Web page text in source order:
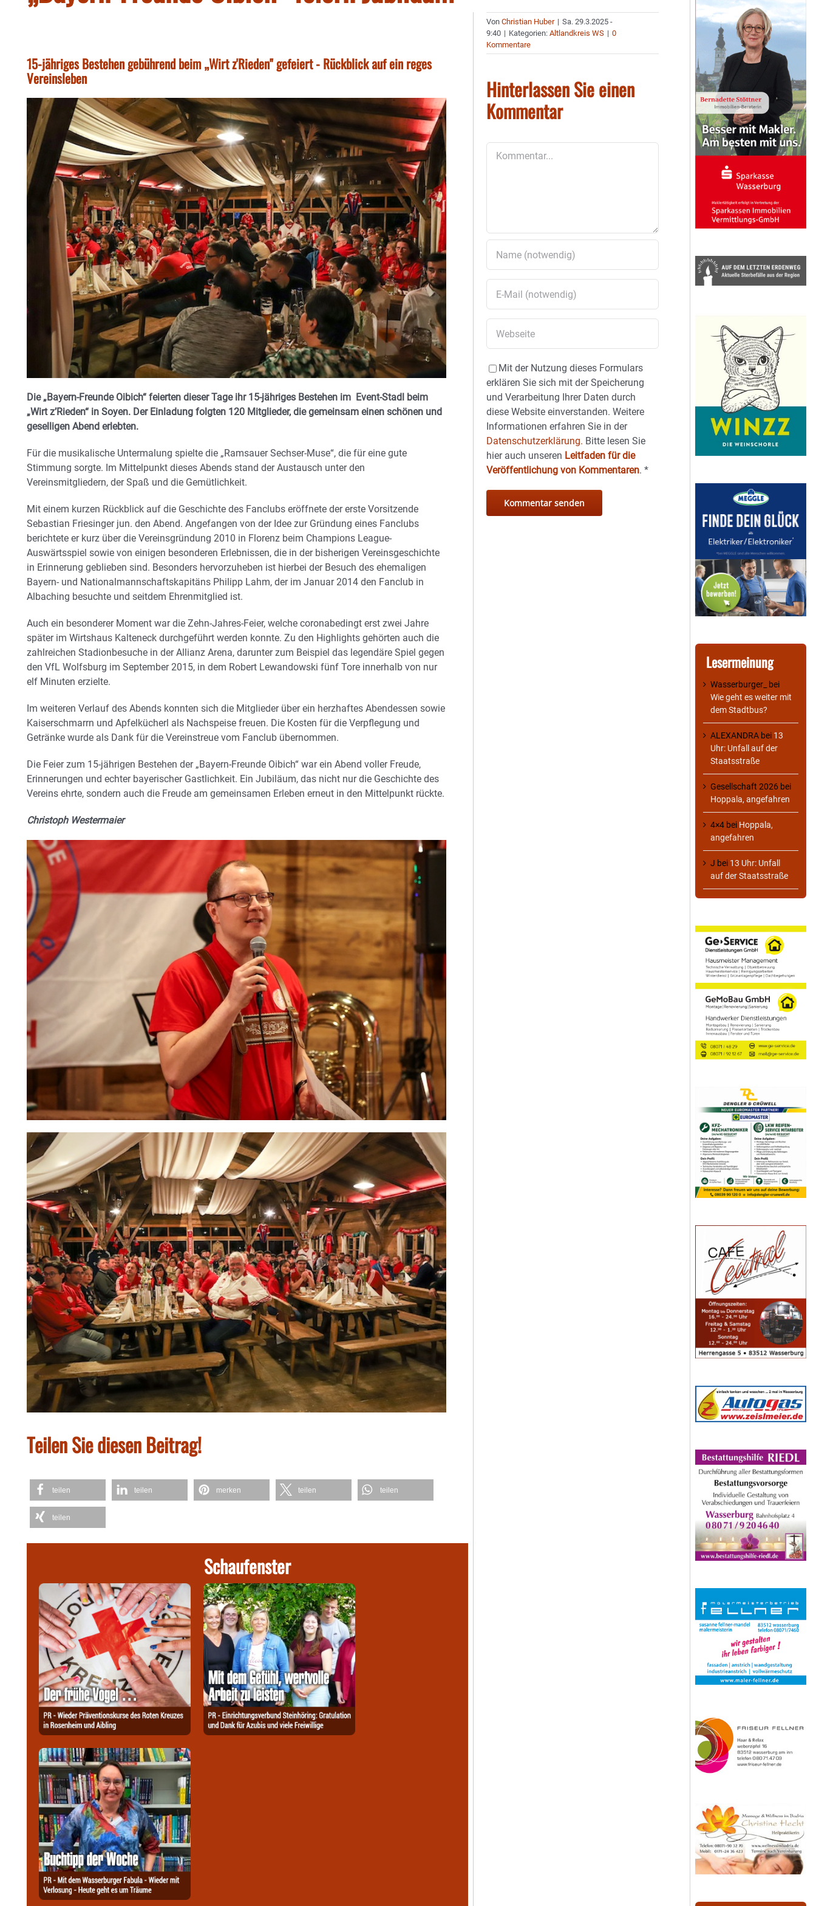
15-jähriges Bestehen gebührend beim „Wirt z'Rieden" gefeiert - Rückblick auf ein reges
Vereinsleben
Die „Bayern-Freunde Oibich“ feierten dieser Tage ihr 15-jähriges Bestehen im Event-Stadl beim
„Wirt z’Rieden“ in Soyen. Der Einladung folgten 120 Mitglieder, die gemeinsam einen schönen und
geselligen Abend erlebten.
Für die musikalische Untermalung spielte die „Ramsauer Sechser-Muse“, die für eine gute
Stimmung sorgte. Im Mittelpunkt dieses Abends stand der Austausch unter den
Vereinsmitgliedern, der Spaß und die Gemütlichkeit.
Mit einem kurzen Rückblick auf die Geschichte des Fanclubs eröffnete der erste Vorsitzende
Sebastian Friesinger jun. den Abend. Angefangen von der Idee zur Gründung eines Fanclubs
berichtete er kurz über die Vereinsgründung 2010 in Florenz beim Champions League-
Auswärtsspiel sowie von einigen besonderen Erlebnissen, die in der bisherigen Vereinsgeschichte
in Erinnerung geblieben sind. Besonders hervorzuheben ist hierbei der Besuch des ehemaligen
Bayern- und Nationalmannschaftskapitäns Philipp Lahm, der im Januar 2014 den Fanclub in
Albaching besuchte und seitdem Ehrenmitglied ist.
Auch ein besonderer Moment war die Zehn-Jahres-Feier, welche coronabedingt erst zwei Jahre
später im Wirtshaus Kalteneck durchgeführt werden konnte. Zu den Highlights gehörten auch die
zahlreichen Stadionbesuche in der Allianz Arena, darunter zum Beispiel das legendäre Spiel gegen
den VfL Wolfsburg im September 2015, in dem Robert Lewandowski fünf Tore innerhalb von nur
elf Minuten erzielte.
Im weiteren Verlauf des Abends konnten sich die Mitglieder über ein herzhaftes Abendessen sowie
Kaiserschmarrn und Apfelkücherl als Nachspeise freuen. Die Kosten für die Verpflegung und
Getränke wurde als Dank für die Vereinstreue vom Fanclub übernommen.
Die Feier zum 15-jährigen Bestehen der „Bayern-Freunde Oibich“ war ein Abend voller Freude,
Erinnerungen und echter bayerischer Gastlichkeit. Ein Jubiläum, das nicht nur die Geschichte des
Vereins ehrte, sondern auch die Freude am gemeinsamen Erleben erneut in den Mittelpunkt rückte.
Christoph Westermaier
Teilen Sie diesen Beitrag!
teilen teilen merken teilen teilen
teilen
Schaufenster
VonChristian Huber | Sa. 29.3.2025 -
9:40 | Kategorien:Altlandkreis WS | 0
Kommentare
Hinterlassen Sie einen
Kommentar
Mit der Nutzung dieses Formulars
erklären Sie sich mit der Speicherung
und Verarbeitung Ihrer Daten durch
diese Website einverstanden. Weitere
Informationen erfahren Sie in der
Datenschutzerklärung. Bitte lesen Sie
hier auch unseren Leitfaden für die
Veröffentlichung von Kommentaren.*
Lesermeinung
Wasserburger_
bei
Wie geht es weiter mit
dem Stadtbus?
ALEXANDRA bei 13
Uhr: Unfall auf der
Staatsstraße
Gesellschaft 2026 bei
Hoppala, angefahren
4×4 bei Hoppala,
angefahren
J bei 13 Uhr: Unfall
auf der Staatsstraße